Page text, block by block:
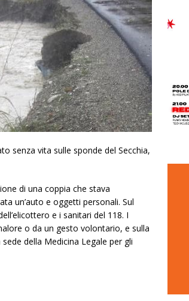
senza vita sulle sponde del Secchia,
di una coppia che stava
un’auto e oggetti personali. Sul
e i sanitari del 118. I
o da un gesto volontario, e sulla
della Medicina Legale per gli